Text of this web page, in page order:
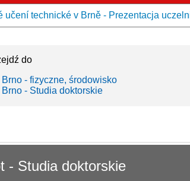
učení technické v Brně - Prezentacja
do
Brno - fizyczne, środowisko
Brno - Studia doktorskie
- Studia doktorskie